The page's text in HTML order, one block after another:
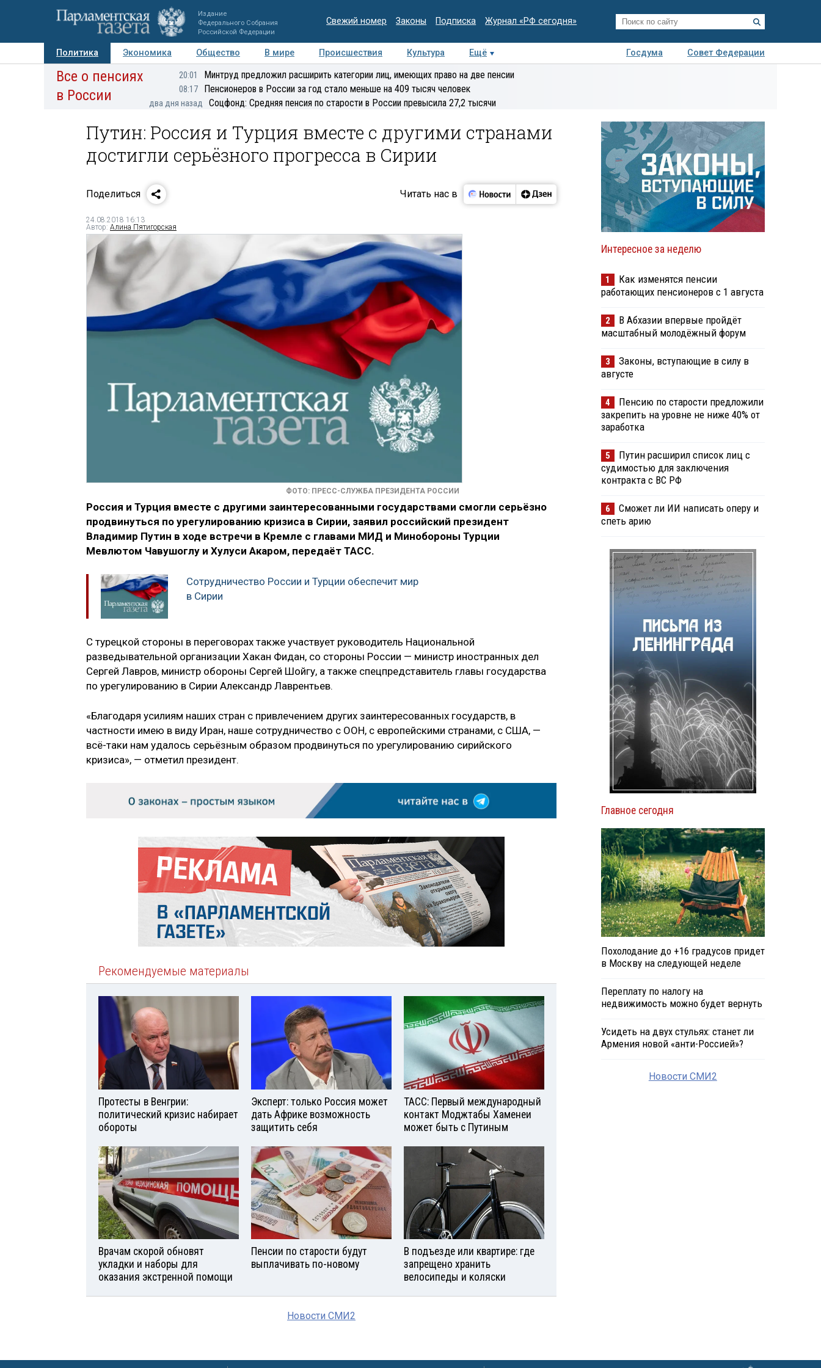
Издание
Федерального Собрания
Российской Федерации
Свежий номер Законы Подписка Журнал «РФ сегодня»
Политика Экономика Общество В мире Происшествия Культура Ещё Госдума
Совет Федерации
Авторы Персоны Мнения Регионы Медиацентр Интервью Колумнисты
Деловая
Все о пенсиях
в России
20:01 Минтруд предложил расширить категории лиц, имеющих право на две пенсии
08:17 Пенсионеров в России за год стало меньше на 409 тысяч человек
два дня назад Соцфонд: Средняя пенсия по старости в России превысила 27,2 тысячи
Путин: Россия и Турция вместе с другими странами
достигли серьёзного прогресса в Сирии
Поделиться Читать нас в
24.08.2018 16:13
Автор: Алина Пятигорская
ФОТО: ПРЕСС-СЛУЖБА ПРЕЗИДЕНТА РОССИИ
Россия и Турция вместе с другими заинтересованными государствами смогли серьёзно
продвинуться по урегулированию кризиса в Сирии, заявил российский президент
Владимир Путин в ходе встречи в Кремле с главами МИД и Минобороны Турции
Мевлютом Чавушоглу и Хулуси Акаром, передаёт ТАСС.
Сотрудничество России и Турции обеспечит мир
в Сирии
С турецкой стороны в переговорах также участвует руководитель Национальной
разведывательной организации Хакан Фидан, со стороны России — министр иностранных дел
Сергей Лавров, министр обороны Сергей Шойгу, а также спецпредставитель главы государства
по урегулированию в Сирии Александр Лаврентьев.
«Благодаря усилиям наших стран с привлечением других заинтересованных государств, в
частности имею в виду Иран, наше сотрудничество с ООН, с европейскими странами, с США, —
всё-таки нам удалось серьёзным образом продвинуться по урегулированию сирийского
кризиса», — отметил президент.
Рекомендуемые материалы
Протесты в Венгрии:
политический кризис набирает
обороты
Эксперт: только Россия может
дать Африке возможность
защитить себя
ТАСС: Первый международный
контакт Моджтабы Хаменеи
может быть с Путиным
Врачам скорой обновят
укладки и наборы для
оказания экстренной помощи
Пенсии по старости будут
выплачивать по-новому
В подъезде или квартире: где
запрещено хранить
велосипеды и коляски
Новости СМИ2
Интересное за неделю
1
Как изменятся пенсии
работающих пенсионеров с 1 августа
2
В Абхазии впервые пройдёт
масштабный молодёжный форум
3
Законы, вступающие в силу в
августе
4
Пенсию по старости предложили
закрепить на уровне не ниже 40% от
заработка
5
Путин расширил список лиц с
судимостью для заключения
контракта с ВС РФ
6
Сможет ли ИИ написать оперу и
спеть арию
Главное сегодня
Похолодание до +16 градусов придет
в Москву на следующей неделе
Переплату по налогу на
недвижимость можно будет вернуть
Усидеть на двух стульях: станет ли
Армения новой «анти-Россией»?
Новости СМИ2